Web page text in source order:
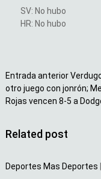
SV: No hubo
HR: No hubo
Entrada anterior
otro juego con jonrón;
Rojas vencen 8-5 a
Related post
Deportes Mas Deportes